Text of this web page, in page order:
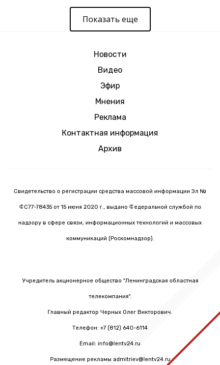
Показать еще
Новости
Видео
Эфир
Мнения
Реклама
Контактная информация
Архив
Свидетельство о регистрации средства массовой информации Эл №
ФС77-78435 от 15 июня 2020 г., выдано Федеральной службой по
надзору в сфере связи, информационных технологий и массовых
коммуникаций (Роскомнадзор).
Учредитель акционерное общество "Ленинградская областная
телекомпания".
Главный редактор Черных Олег Викторович.
Телефон: +7 (812) 640-6114
Email: info@lentv24.ru
Размещение рекламы admitriev@lentv24.ru